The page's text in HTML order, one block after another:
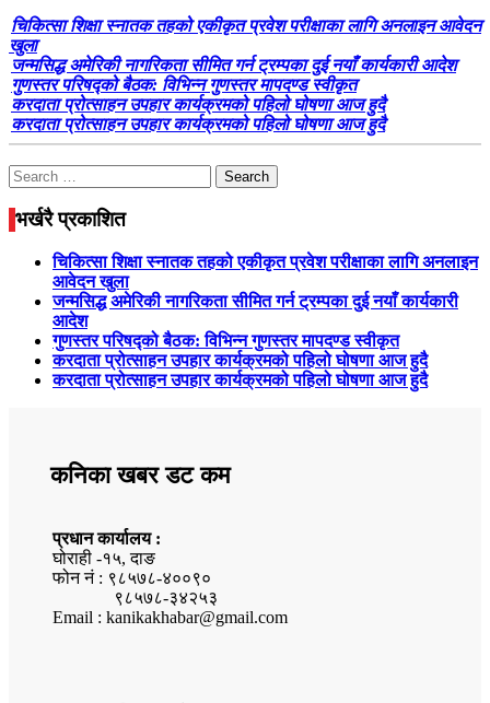
चिकित्सा शिक्षा स्नातक तहको एकीकृत प्रवेश परीक्षाका लागि अनलाइन आवेदन
खुला
जन्मसिद्ध अमेरिकी नागरिकता सीमित गर्न ट्रम्पका दुई नयाँ कार्यकारी आदेश
गुणस्तर परिषद्को बैठक: विभिन्न गुणस्तर मापदण्ड स्वीकृत
करदाता प्रोत्साहन उपहार कार्यक्रमको पहिलो घोषणा आज हुदै
करदाता प्रोत्साहन उपहार कार्यक्रमको पहिलो घोषणा आज हुदै
Search
for:
भर्खरै प्रकाशित
चिकित्सा शिक्षा स्नातक तहको एकीकृत प्रवेश परीक्षाका लागि अनलाइन
आवेदन खुला
जन्मसिद्ध अमेरिकी नागरिकता सीमित गर्न ट्रम्पका दुई नयाँ कार्यकारी
आदेश
गुणस्तर परिषद्को बैठक: विभिन्न गुणस्तर मापदण्ड स्वीकृत
करदाता प्रोत्साहन उपहार कार्यक्रमको पहिलो घोषणा आज हुदै
करदाता प्रोत्साहन उपहार कार्यक्रमको पहिलो घोषणा आज हुदै
कनिका खबर डट कम
प्रधान कार्यालय :
घोराही -१५, दाङ
फोन नं : ९८५७८-४००९०
९८५७८-३४२५३
Email : kanikakhabar@gmail.com